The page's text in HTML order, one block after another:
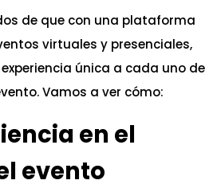
de que con una plataforma
virtuales y presenciales,
única a cada uno de
Vamos a ver cómo:
en el
evento